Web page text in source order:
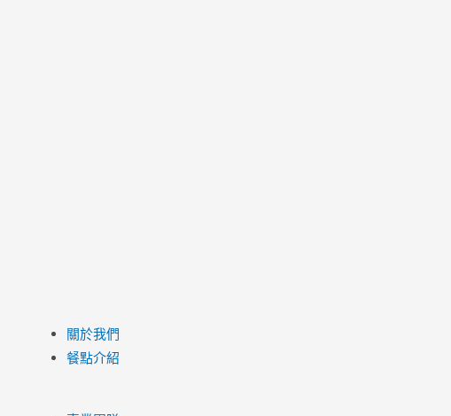
關於我們
餐點介紹